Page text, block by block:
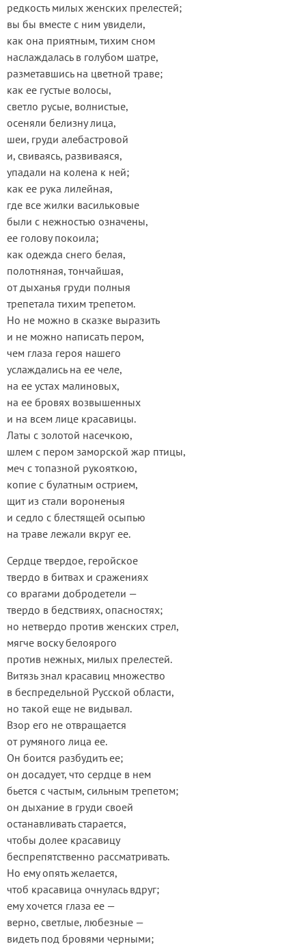
редкость милых женских прелестей;
вы бы вместе с ним увидели,
как она приятным, тихим сном
наслаждалась в голубом шатре,
разметавшись на цветной траве;
как ее густые волосы,
светло русые, волнистые,
осеняли белизну лица,
шеи, груди алебастровой
и, свиваясь, развиваяся,
упадали на колена к ней;
как ее рука лилейная,
где все жилки васильковые
были с нежностью означены,
ее голову покоила;
как одежда снего белая,
полотняная, тончайшая,
от дыханья груди полныя
трепетала тихим трепетом.
Но не можно в сказке выразить
и не можно написать пером,
чем глаза героя нашего
услаждались на ее челе,
на ее устах малиновых,
на ее бровях возвышенных
и на всем лице красавицы.
Латы с золотой насечкою,
шлем с пером заморской жар птицы,
меч с топазной рукояткою,
копие с булатным острием,
щит из стали вороненыя
и седло с блестящей осыпью
на траве лежали вкруг ее.
Сердце твердое, геройское
твердо в битвах и сражениях
со врагами добродетели —
твердо в бедствиях, опасностях;
но нетвердо против женских стрел,
мягче воску белоярого
против нежных, милых прелестей.
Витязь знал красавиц множество
в беспредельной Русской области,
но такой еще не видывал.
Взор его не отвращается
от румяного лица ее.
Он боится разбудить ее;
он досадует, что сердце в нем
бьется с частым, сильным трепетом;
он дыхание в груди своей
останавливать старается,
чтобы долее красавицу
беспрепятственно рассматривать.
Но ему опять желается,
чтоб красавица очнулась вдруг;
ему хочется глаза ее —
верно, светлые, любезные —
видеть под бровями черными;